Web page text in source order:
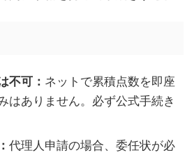
不可： ネットで累積点数を即座
はありません。必ず公式手続き
代理人申請の場合、委任状が必